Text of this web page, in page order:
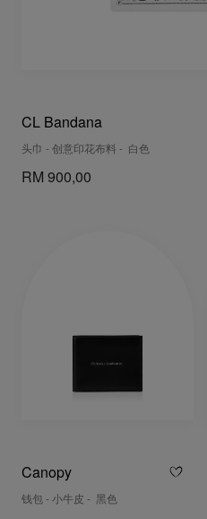
CL Bandana
头巾 - 创意印花布料 - 白色
RM 900,00
Canopy
钱包 - 小牛皮 - 黑色